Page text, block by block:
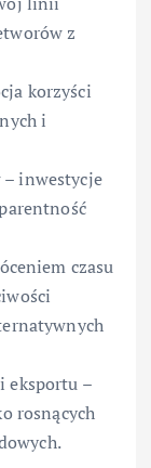
z
korzyści
i
– inwestycje
czasu
eksportu –
rosnących